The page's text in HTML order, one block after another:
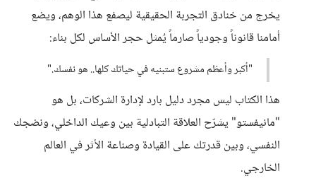
يخرج من خنادق التجربة الحقيقية ليصفع هذا الوهم، ويضع
أمامنا قانوناً وجودياً صارماً يُمثل حجر الأساس لكل بناء:
"أكبر وأعظم مشروع ستبنيه في حياتك كلها.. هو نفسك."
هذا الكتاب ليس مجرد دليل بارد لإدارة الشركات، بل هو
"مانيفستو" يشرّح العلاقة التبادلية بين وعيك الداخلي، ونضجك
النفسي، وبين قدرتك على القيادة وصناعة الأثر في العالم
الخارجي.